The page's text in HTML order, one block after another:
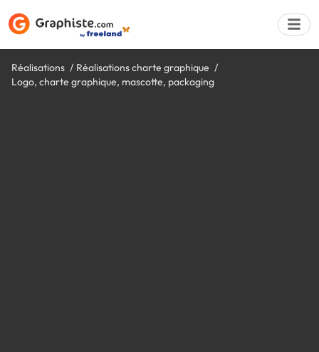
Réalisations
Réalisations charte graphique
Logo, charte graphique, mascotte, packaging